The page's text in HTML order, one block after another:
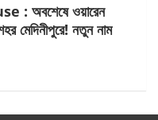
অবশেষে ওয়ারেন
মেদিনীপুরে! নতুন নাম